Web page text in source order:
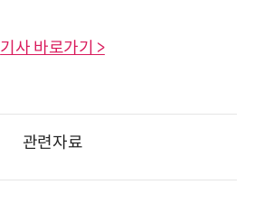
기사 바로가기 >
관련자료